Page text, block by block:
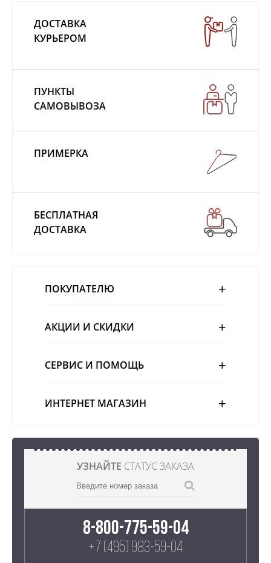
ДОСТАВКА
КУРЬЕРОМ
ПУНКТЫ
САМОВЫВОЗА
ПРИМЕРКА
БЕСПЛАТНАЯ
ДОСТАВКА
ПОКУПАТЕЛЮ
АКЦИИ И СКИДКИ
СЕРВИС И ПОМОЩЬ
ИНТЕРНЕТ МАГАЗИН
УЗНАЙТЕ СТАТУС ЗАКАЗА
8-800-775-59-04
+7 (495) 983-59-04